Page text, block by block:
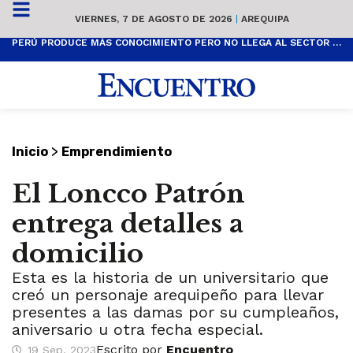
VIERNES, 7 DE AGOSTO DE 2026 | AREQUIPA
PERÚ PRODUCE MÁS CONOCIMIENTO PERO NO LLEGA AL SECTOR PRODUCTIVO
Inicio > Emprendimiento
El Loncco Patrón
entrega detalles a
domicilio
Esta es la historia de un universitario que
creó un personaje arequipeño para llevar
presentes a las damas por su cumpleaños,
aniversario u otra fecha especial.
19 Sep, 2023Escrito por Encuentro